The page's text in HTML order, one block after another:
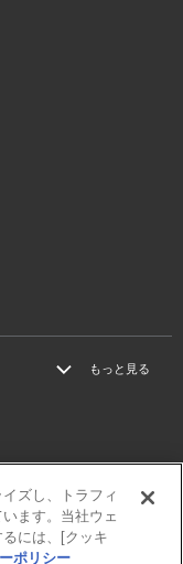
もっと見る
ズし、トラフィ
ます。当社ウェ
には、[クッキ
ポリシー